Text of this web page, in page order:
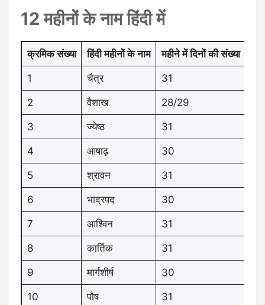
12 महीनों के नाम हिंदी में
क्रमिक संख्या हिंदी महीनों के नाम महीने में दिनों की संख्या
1 चैत्र 31
2 वैशाख 28/29
3 ज्येष्ठ 31
4 आषाढ़ 30
5 श्रावन 31
6 भाद्रपद 30
7 आश्विन 31
8 कार्तिक 31
9 मार्गशीर्ष 30
10 पौष 31